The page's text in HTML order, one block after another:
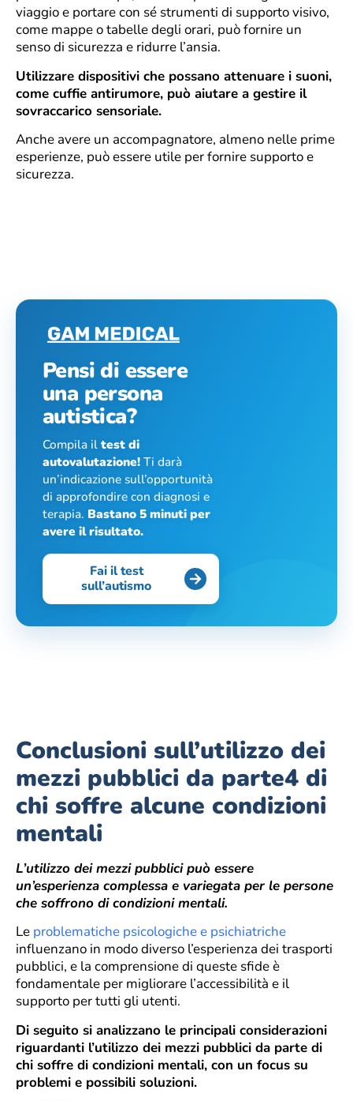
viaggio e portare con sé strumenti di supporto visivo,
come mappe o tabelle degli orari, può fornire un
senso di sicurezza e ridurre l’ansia.
Utilizzare dispositivi che possano attenuare i suoni,
come cuffie antirumore, può aiutare a gestire il
sovraccarico sensoriale.
Anche avere un accompagnatore, almeno nelle prime
esperienze, può essere utile per fornire supporto e
sicurezza.
Pensi di essere
una persona
autistica?
Compila iltest di
autovalutazione!Ti darà
un’indicazione sull’opportunità
di approfondire con diagnosi e
terapia. Bastano 5 minuti per
avere il risultato.
Fai il test
sull’autismo
Conclusioni sull’utilizzo dei
mezzi pubblici da parte4 di
chi soffre alcune condizioni
mentali
L’utilizzo dei mezzi pubblici può essere
un’esperienza complessa e variegata per le persone
che soffrono di condizioni mentali.
Le problematiche psicologiche e psichiatriche
influenzano in modo diverso l’esperienza dei trasporti
pubblici, e la comprensione di queste sfide è
fondamentale per migliorare l’accessibilità e il
supporto per tutti gli utenti.
Di seguito si analizzano le principali considerazioni
riguardanti l’utilizzo dei mezzi pubblici da parte di
chi soffre di condizioni mentali, con un focus su
problemi e possibili soluzioni.